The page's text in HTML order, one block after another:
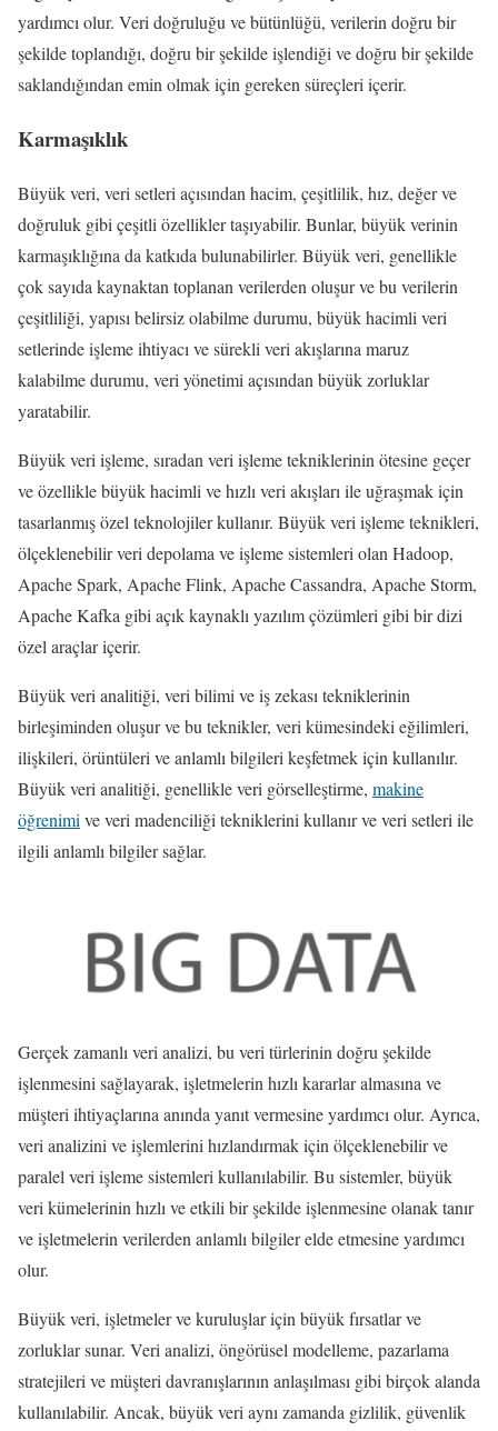
yardımcı olur. Veri doğruluğu ve bütünlüğü, verilerin doğru bir
şekilde toplandığı, doğru bir şekilde işlendiği ve doğru bir şekilde
saklandığından emin olmak için gereken süreçleri içerir.
Karmaşıklık
Büyük veri, veri setleri açısından hacim, çeşitlilik, hız, değer ve
doğruluk gibi çeşitli özellikler taşıyabilir. Bunlar, büyük verinin
karmaşıklığına da katkıda bulunabilirler. Büyük veri, genellikle
çok sayıda kaynaktan toplanan verilerden oluşur ve bu verilerin
çeşitliliği, yapısı belirsiz olabilme durumu, büyük hacimli veri
setlerinde işleme ihtiyacı ve sürekli veri akışlarına maruz
kalabilme durumu, veri yönetimi açısından büyük zorluklar
yaratabilir.
Büyük veri işleme, sıradan veri işleme tekniklerinin ötesine geçer
ve özellikle büyük hacimli ve hızlı veri akışları ile uğraşmak için
tasarlanmış özel teknolojiler kullanır. Büyük veri işleme teknikleri,
ölçeklenebilir veri depolama ve işleme sistemleri olan Hadoop,
Apache Spark, Apache Flink, Apache Cassandra, Apache Storm,
Apache Kafka gibi açık kaynaklı yazılım çözümleri gibi bir dizi
özel araçlar içerir.
Büyük veri analitiği, veri bilimi ve iş zekası tekniklerinin
birleşiminden oluşur ve bu teknikler, veri kümesindeki eğilimleri,
ilişkileri, örüntüleri ve anlamlı bilgileri keşfetmek için kullanılır.
Büyük veri analitiği, genellikle veri görselleştirme, makine
öğrenimi ve veri madenciliği tekniklerini kullanır ve veri setleri ile
ilgili anlamlı bilgiler sağlar.
Gerçek zamanlı veri analizi, bu veri türlerinin doğru şekilde
işlenmesini sağlayarak, işletmelerin hızlı kararlar almasına ve
müşteri ihtiyaçlarına anında yanıt vermesine yardımcı olur. Ayrıca,
veri analizini ve işlemlerini hızlandırmak için ölçeklenebilir ve
paralel veri işleme sistemleri kullanılabilir. Bu sistemler, büyük
veri kümelerinin hızlı ve etkili bir şekilde işlenmesine olanak tanır
ve işletmelerin verilerden anlamlı bilgiler elde etmesine yardımcı
olur.
Büyük veri, işletmeler ve kuruluşlar için büyük fırsatlar ve
zorluklar sunar. Veri analizi, öngörüsel modelleme, pazarlama
stratejileri ve müşteri davranışlarının anlaşılması gibi birçok alanda
kullanılabilir. Ancak, büyük veri aynı zamanda gizlilik, güvenlik